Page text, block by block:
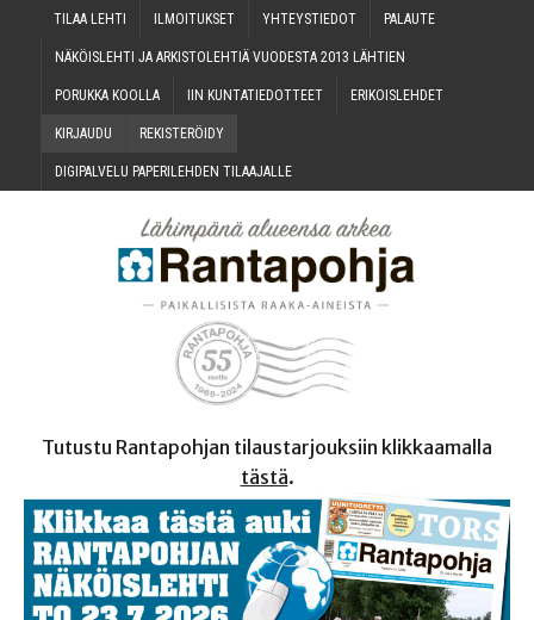
TILAA LEH­TI ILMOI­TUK­SET YHTEYS­TIE­DOT PALAU­TE
NÄKÖIS­LEH­TI JA ARKIS­TO­LEH­TIÄ VUO­DES­TA 2013 LÄHTIEN
PORUK­KA KOOLLA IIN KUN­TA­TIE­DOT­TEET ERI­KOIS­LEH­DET
KIR­JAU­DU REKIS­TE­RÖI­DY
DIGI­PAL­VE­LU PAPE­RI­LEH­DEN TILAAJALLE
Tutustu Rantapohjan tilaustarjouksiin klikkaamalla
tästä.